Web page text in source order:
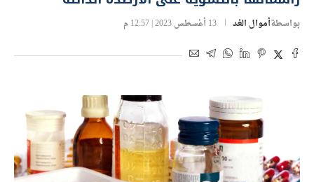
بواسطةأموال الغد 13 أغسطس 2023 | 12:57 م